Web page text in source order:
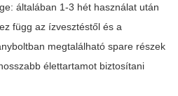
általában 1-3 hét használat után
függ az ízvesztéstől és a
megtalálható spare részek
élettartamot biztosítani